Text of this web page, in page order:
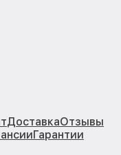
ДоставкаОтзывы
Гарантии